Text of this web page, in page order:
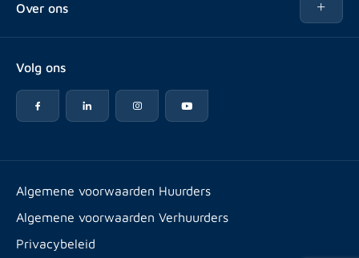
Advies
Expats
Energielabel
Over ons
Veelgestelde vragen
Reviews
Artikelen
Volg ons
Algemene voorwaarden Huurders
Algemene voorwaarden Verhuurders
Privacybeleid